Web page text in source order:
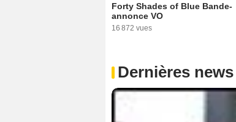
Forty Shades of Blue Bande-
annonce VO
16 872 vues
Dernières news